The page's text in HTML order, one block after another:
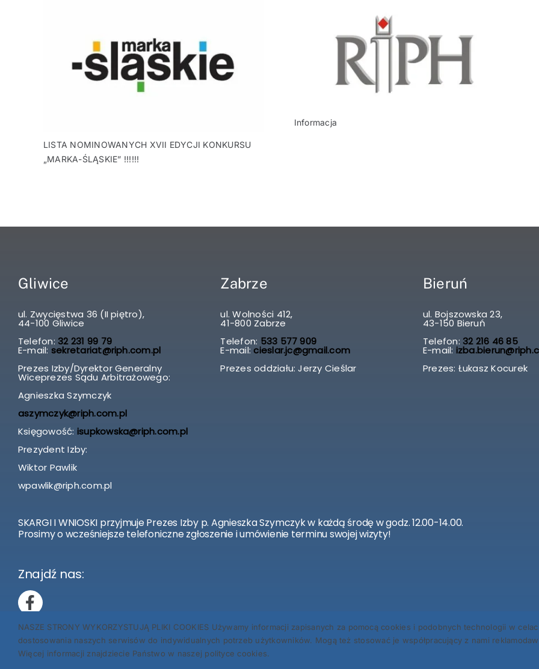
LISTA NOMINOWANYCH XVII EDYCJI KONKURSU
„MARKA-ŚLĄSKIE” !!!!!!
Informacja
Gliwice
ul. Zwycięstwa 36 (II piętro),
44-100 Gliwice
Telefon: 32 231 99 79
E-mail: sekretariat@riph.com.pl
Prezes Izby/Dyrektor Generalny
Wiceprezes Sądu Arbitrażowego:
Agnieszka Szymczyk
aszymczyk@riph.com.pl
Księgowość: isupkowska@riph.com.pl
Prezydent Izby:
Wiktor Pawlik
wpawlik@riph.com.pl
Zabrze
ul. Wolności 412,
41-800 Zabrze
Telefon: 533 577 909
E-mail: cieslar.jc@gmail.com
Prezes oddziału: Jerzy Cieślar
Bieruń
ul. Bojszowska 23,
43-150 Bieruń
Telefon: 32 216 46 85
E-mail:
Prezes: Łukasz Kocurek
SKARGI I WNIOSKI przyjmuje Prezes Izby p. Agnieszka Szymczyk w każdą środę w godz. 12.00-14.00.
Prosimy o wcześniejsze telefoniczne zgłoszenie i umówienie terminu swojej wizyty!
Znajdź nas:
NASZE STRONY WYKORZYSTUJĄ PLIKI COOKIES Używamy informacji zapisanych za pomocą cookies i podobnych technologii w
dostosowania naszych serwisów do indywidualnych potrzeb użytkowników. Mogą też stosować je współpracujący z nami
Więcej informacji znajdziecie Państwo w naszej polityce cookies.